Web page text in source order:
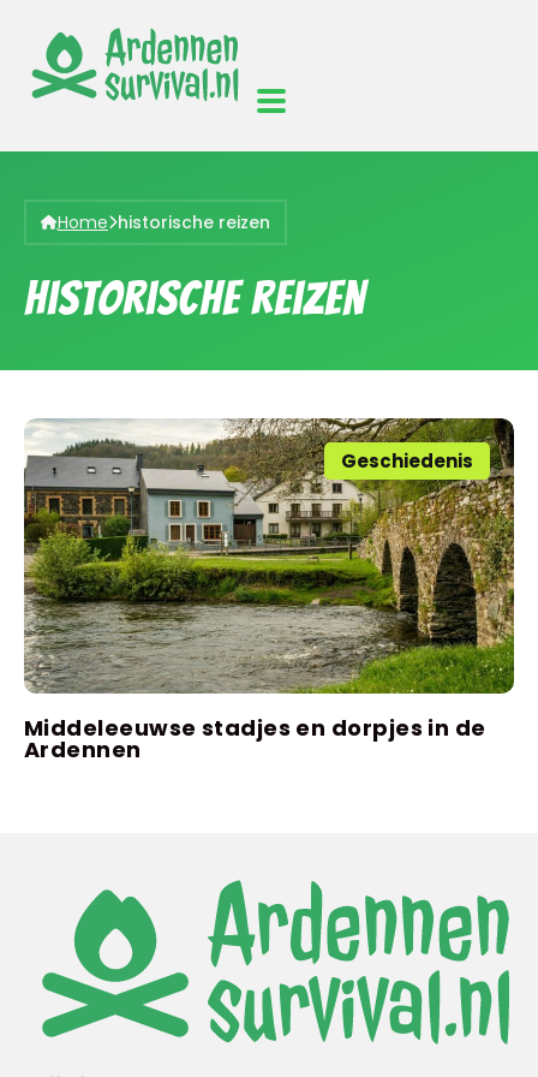
Home historische reizen
historische reizen
Geschiedenis
Middeleeuwse stadjes en dorpjes in de
Ardennen